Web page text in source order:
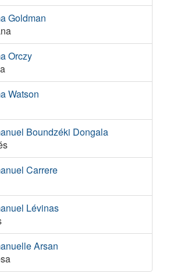
Goldman
Orczy
Watson
Boundzéki Dongala
Carrere
Lévinas
Arsan